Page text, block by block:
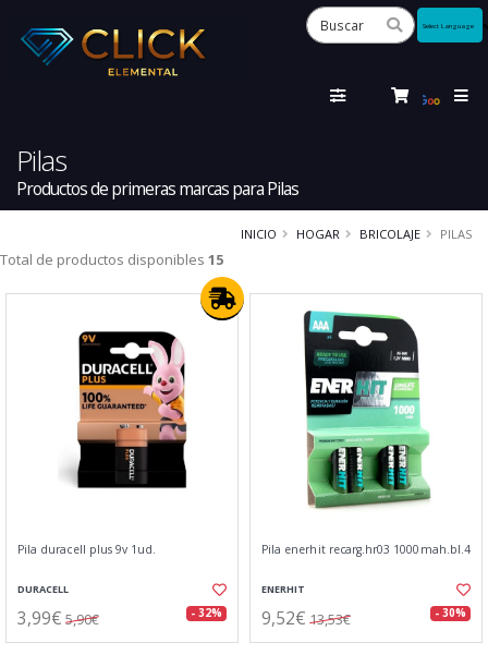
Pilas
Productos de primeras marcas para Pilas
INICIO HOGAR BRICOLAJE PILAS
Total de productos disponibles 15
Pila duracell plus 9v 1ud.
DURACELL
3,99€ 5,90€ - 32%
Pila enerhit recarg.hr03 1000mah.bl.4
ENERHIT
9,52€ 13,53€ - 30%